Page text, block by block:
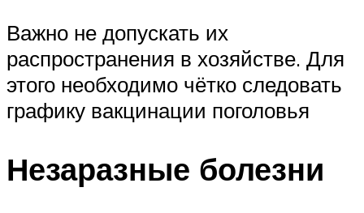
Важно не допускать их
распространения в хозяйстве. Для
этого необходимо чётко следовать
графику вакцинации поголовья
Незаразные болезни